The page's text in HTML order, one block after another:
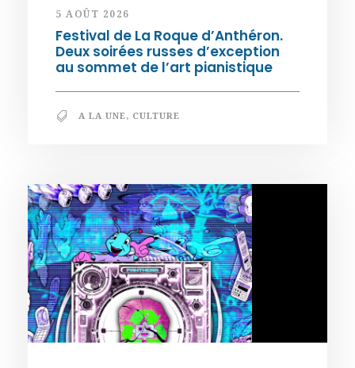
5 AOÛT 2026
Festival de La Roque d’Anthéron.
Deux soirées russes d’exception
au sommet de l’art pianistique
A LA UNE, CULTURE